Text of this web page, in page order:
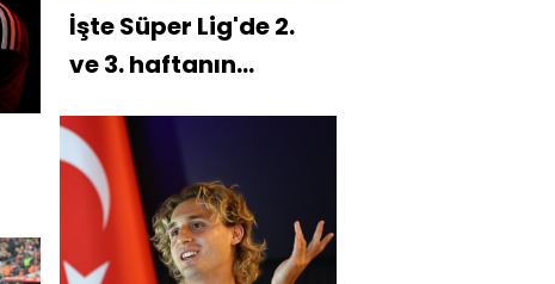
İşte Süper Lig'de 2.
ve 3. haftanın